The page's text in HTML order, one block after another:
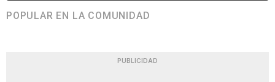
POPULAR EN LA COMUNIDAD
PUBLICIDAD